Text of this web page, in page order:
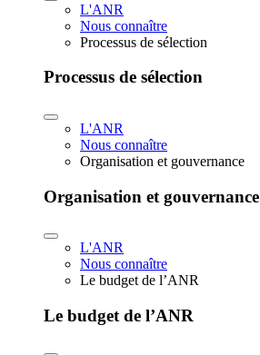
L'ANR
Nous connaître
Processus de sélection
Processus de sélection
L'ANR
Nous connaître
Organisation et gouvernance
Organisation et gouvernance
L'ANR
Nous connaître
Le budget de l’ANR
Le budget de l’ANR